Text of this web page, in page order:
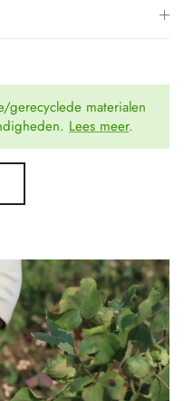
gerecyclede materialen
Lees meer.